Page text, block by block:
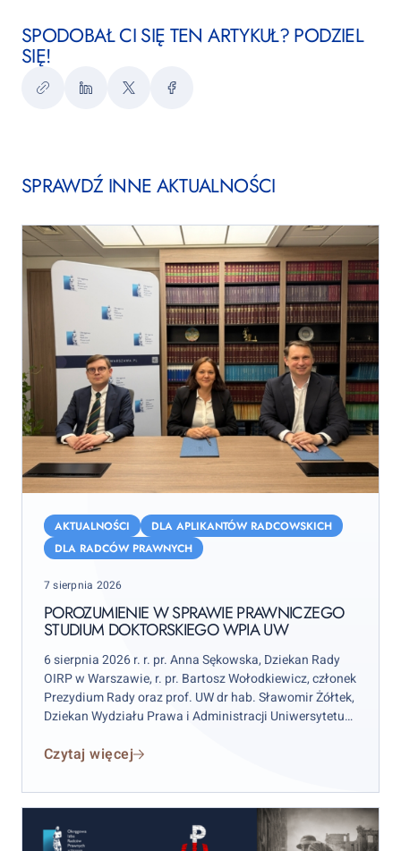
SPODOBAŁ CI SIĘ TEN ARTYKUŁ? PODZIEL
SIĘ!
KopiujLinkedInTwitterFacebook
SPRAWDŹ INNE AKTUALNOŚCI
sprawie
Studium
Doktorskiego
WPiA
AKTUALNOŚCI
DLA APLIKANTÓW RADCOWSKICH
DLA RADCÓW PRAWNYCH
Posted
7 sierpnia 2026
POROZUMIENIE W SPRAWIE PRAWNICZEGO
STUDIUM DOKTORSKIEGO WPIA UW
6 sierpnia 2026 r. r. pr. Anna Sękowska, Dziekan Rady
OIRP w Warszawie, r. pr. Bartosz Wołodkiewicz, członek
Prezydium Rady oraz prof. UW dr hab. Sławomir Żółtek,
Dziekan Wydziału Prawa i Administracji Uniwersytetu
zakresie Prawniczego Studium Doktorskiego.
Czytaj więcej